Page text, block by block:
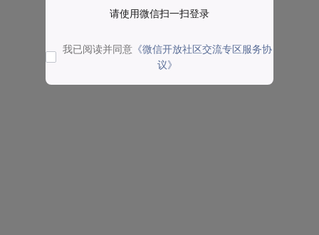
请使用微信扫一扫登录
我已阅读并同意 《微信开放社区交流专区服务协
议》